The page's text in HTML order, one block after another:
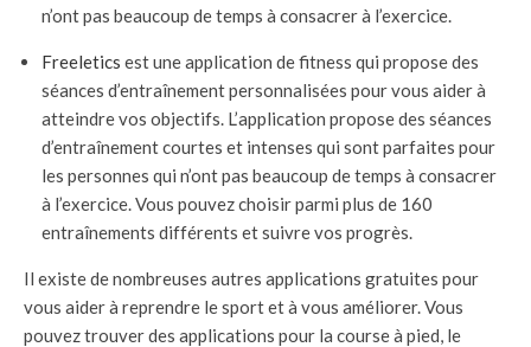
n’ont pas beaucoup de temps à consacrer à l’exercice.
Freeletics est une application de fitness qui propose des
séances d’entraînement personnalisées pour vous aider à
atteindre vos objectifs. L’application propose des séances
d’entraînement courtes et intenses qui sont parfaites pour
les personnes qui n’ont pas beaucoup de temps à consacrer
à l’exercice. Vous pouvez choisir parmi plus de 160
entraînements différents et suivre vos progrès.
Il existe de nombreuses autres applications gratuites pour
vous aider à reprendre le sport et à vous améliorer. Vous
pouvez trouver des applications pour la course à pied, le